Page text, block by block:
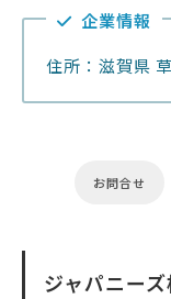
企業情報
住所：滋賀県
お問合せ
ジャパニー